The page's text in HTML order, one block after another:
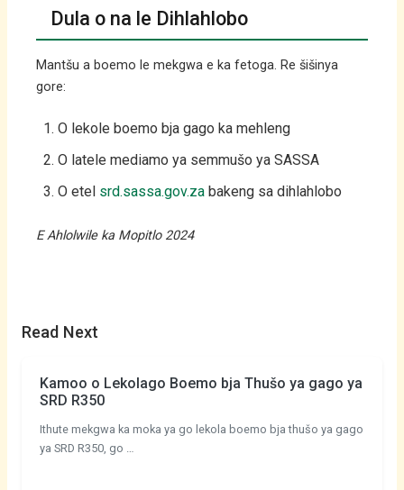
Dula o na le Dihlahlobo
Mantšu a boemo le mekgwa e ka fetoga. Re šišinya
gore:
O lekole boemo bja gago ka mehleng
O latele mediamo ya semmušo ya SASSA
O etel srd.sassa.gov.za bakeng sa dihlahlobo
E Ahlolwile ka Mopitlo 2024
Read Next
Kamoo o Lekolago Boemo bja Thušo ya gago ya
SRD R350
Ithute mekgwa ka moka ya go lekola boemo bja thušo ya gago
ya SRD R350, go …